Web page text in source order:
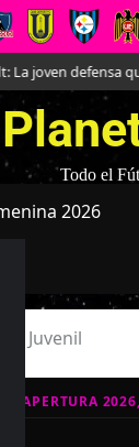
joven defensa que
Todo el
2026
Juvenil
APERTURA